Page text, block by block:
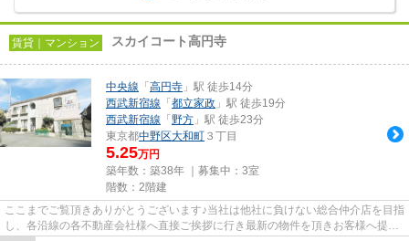
賃貸｜マンション スカイコート高円寺
中央線 「 高円寺 」駅 徒歩14分
西武新宿線 「 都立家政 」駅 徒歩19分
西武新宿線 「 野方 」駅 徒歩23分
東京都中野区大和町 ３丁目
5.25万円
築年数：築38年 ｜募集中： 3室
階数：2階建
ここまでご覧頂きありがとうございます♪当社は他社に負けない総合仲介店を目指
し、各沿線の各不動産会社様へ直接ご挨拶に行き最新の物件を頂きお客様へ提供